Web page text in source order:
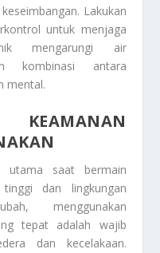
Lakukan
untuk menjaga
mengarungi air
kombinasi antara
mental.
KEAMANAN
utama saat bermain
dan lingkungan
menggunakan
tepat adalah wajib
dan kecelakaan.